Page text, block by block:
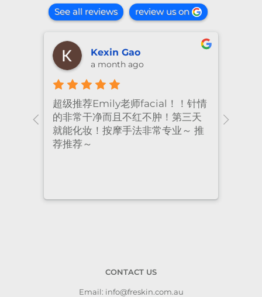
See all reviews review us on
shiya lu
2 months ago
I’ve been coming to Freskin for
many years and I have always
had excellent treatment. The
staff are super professional and
CONTACT US
Email: info@freskin.com.au